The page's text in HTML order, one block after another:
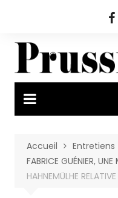
Accueil
Entretiens
FABRICE GUÉNIER,
HAHNEMÜLHE RELATIVE